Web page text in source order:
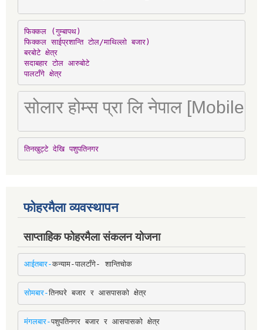
फिक्कल (गुम्बापथ)
फिक्कल साईप्रशान्ति टोल/माथिल्लो बजार)
बरबोटे क्षेत्र
सदाबहार टोल आरुबोटे
पालटाँगे क्षेत्र
सोलार होम्स प्रा लि नेपाल [Mobile
तिनखुट्टे देखि पशुपतिनगर
फोहरमैला व्यवस्थापन
साप्ताहिक फोहरमैला संकलन योजना
आईतबार-कन्याम-पालटाँगे- शान्तिचोक
सोमबार-तिनघरे बजार र आसपासको क्षेत्र
मंगलबार-पशुपतिनगर बजार र आसपासको क्षेत्र